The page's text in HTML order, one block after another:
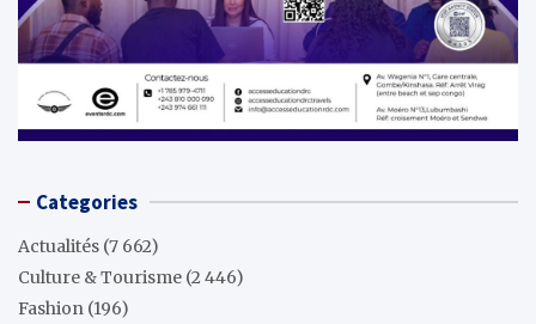
Categories
Actualités (7 662)
Culture & Tourisme (2 446)
Fashion (196)